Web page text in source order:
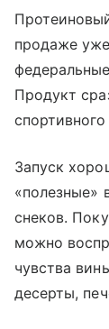
продаже
Продукт
Запуск
«полезные»
снеков.
можно
чувства
десерты,